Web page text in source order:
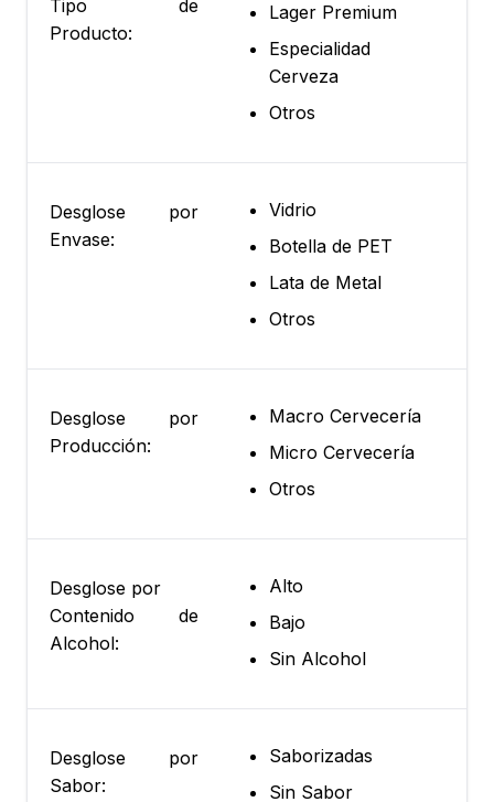
Tipo de
Producto:
Lager Premium
Especialidad
Cerveza
Otros
Desglose por
Envase:
Vidrio
Botella de PET
Lata de Metal
Otros
Desglose por
Producción:
Macro Cervecería
Micro Cervecería
Otros
Desglose por
Contenido de
Alcohol:
Alto
Bajo
Sin Alcohol
Desglose por
Sabor:
Saborizadas
Sin Sabor